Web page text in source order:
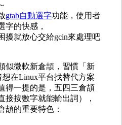
gtab自動選字功能，使用者
字的快感，
擾就放心交給gcin來處理吧
似微軟新倉頡，習慣「新
在Linux平台找替代方案
得一提的是，五四三倉頡
接按數字就能輸出詞），
頡的重要特色：